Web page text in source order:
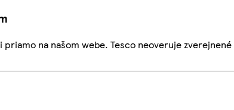
priamo na našom webe. Tesco neoveruje